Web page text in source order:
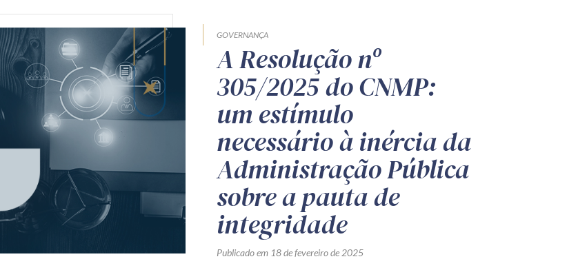
GOVERNANÇA
A Resolução nº
305/2025 do CNMP:
um estímulo
necessário à inércia da
Administração Pública
sobre a pauta de
integridade
Publicado em 18 de fevereiro de 2025